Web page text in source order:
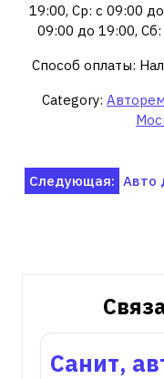
19:00, Ср: с 09:00
09:00 до 19:00,
Способ оплаты:
Category:
Навигация
Следующая: Авто
Санит,